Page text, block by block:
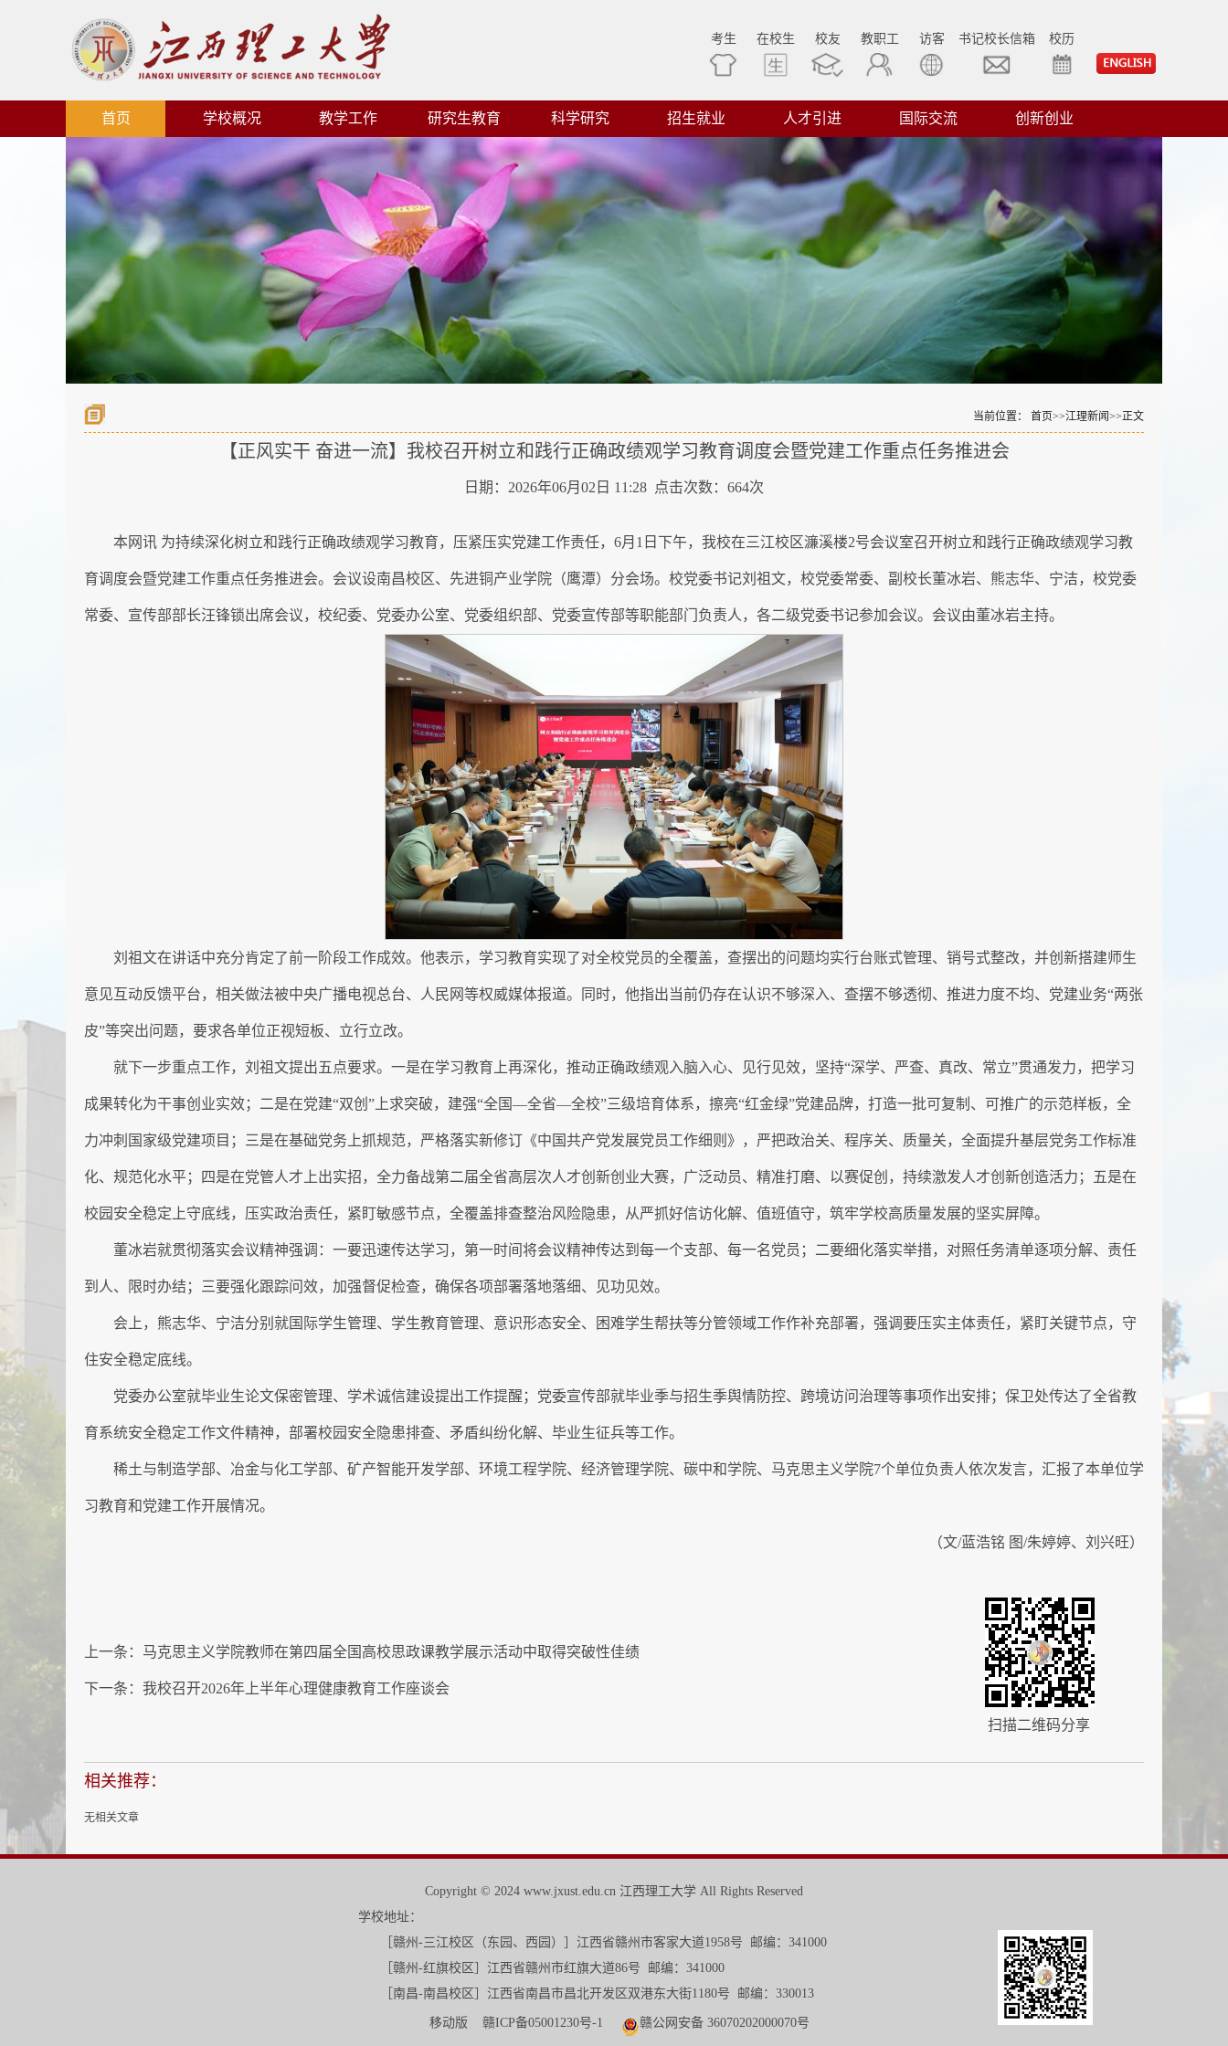
考生 在校生 校友 教职工 访客 书记校长信箱 校历
首页 学校概况 教学工作 研究生教育 科学研究 招生就业 人才引进 国际交流 创新创业
当前位置： 首页>>江理新闻>>正文
【正风实干 奋进一流】我校召开树立和践行正确政绩观学习教育调度会暨党建工作重点任务推进会
日期：2026年06月02日 11:28 点击次数： 664次
本网讯 为持续深化树立和践行正确政绩观学习教育，压紧压实党建工作责任，6月1日下午，我校在三江校区濂溪楼2号会议室召开树立和践行正确政绩观学习教
育调度会暨党建工作重点任务推进会。会议设南昌校区、先进铜产业学院（鹰潭）分会场。校党委书记刘祖文，校党委常委、副校长董冰岩、熊志华、宁洁，校党委
常委、宣传部部长汪锋锁出席会议，校纪委、党委办公室、党委组织部、党委宣传部等职能部门负责人，各二级党委书记参加会议。会议由董冰岩主持。
刘祖文在讲话中充分肯定了前一阶段工作成效。他表示，学习教育实现了对全校党员的全覆盖，查摆出的问题均实行台账式管理、销号式整改，并创新搭建师生
意见互动反馈平台，相关做法被中央广播电视总台、人民网等权威媒体报道。同时，他指出当前仍存在认识不够深入、查摆不够透彻、推进力度不均、党建业务“两张
皮”等突出问题，要求各单位正视短板、立行立改。
就下一步重点工作，刘祖文提出五点要求。一是在学习教育上再深化，推动正确政绩观入脑入心、见行见效，坚持“深学、严查、真改、常立”贯通发力，把学习
成果转化为干事创业实效；二是在党建“双创”上求突破，建强“全国—全省—全校”三级培育体系，擦亮“红金绿”党建品牌，打造一批可复制、可推广的示范样板，全
力冲刺国家级党建项目；三是在基础党务上抓规范，严格落实新修订《中国共产党发展党员工作细则》，严把政治关、程序关、质量关，全面提升基层党务工作标准
化、规范化水平；四是在党管人才上出实招，全力备战第二届全省高层次人才创新创业大赛，广泛动员、精准打磨、以赛促创，持续激发人才创新创造活力；五是在
校园安全稳定上守底线，压实政治责任，紧盯敏感节点，全覆盖排查整治风险隐患，从严抓好信访化解、值班值守，筑牢学校高质量发展的坚实屏障。
董冰岩就贯彻落实会议精神强调：一要迅速传达学习，第一时间将会议精神传达到每一个支部、每一名党员；二要细化落实举措，对照任务清单逐项分解、责任
到人、限时办结；三要强化跟踪问效，加强督促检查，确保各项部署落地落细、见功见效。
会上，熊志华、宁洁分别就国际学生管理、学生教育管理、意识形态安全、困难学生帮扶等分管领域工作作补充部署，强调要压实主体责任，紧盯关键节点，守
住安全稳定底线。
党委办公室就毕业生论文保密管理、学术诚信建设提出工作提醒；党委宣传部就毕业季与招生季舆情防控、跨境访问治理等事项作出安排；保卫处传达了全省教
育系统安全稳定工作文件精神，部署校园安全隐患排查、矛盾纠纷化解、毕业生征兵等工作。
稀土与制造学部、冶金与化工学部、矿产智能开发学部、环境工程学院、经济管理学院、碳中和学院、马克思主义学院7个单位负责人依次发言，汇报了本单位学
习教育和党建工作开展情况。
（文/蓝浩铭 图/朱婷婷、刘兴旺）
上一条： 马克思主义学院教师在第四届全国高校思政课教学展示活动中取得突破性佳绩
下一条： 我校召开2026年上半年心理健康教育工作座谈会
扫描二维码分享
相关推荐：
无相关文章
Copyright © 2024 www.jxust.edu.cn 江西理工大学 All Rights Reserved
学校地址：
［赣州-三江校区
（东园、西园）
］江西省赣州市客家大道1958号 邮编：341000
［赣州-红旗校区］江西省赣州市红旗大道86号 邮编：341000
［南昌-南昌校区］江西省南昌市昌北开发区双港东大街1180号 邮编：330013
移动版 赣ICP备05001230号-1 赣公网安备 36070202000070号